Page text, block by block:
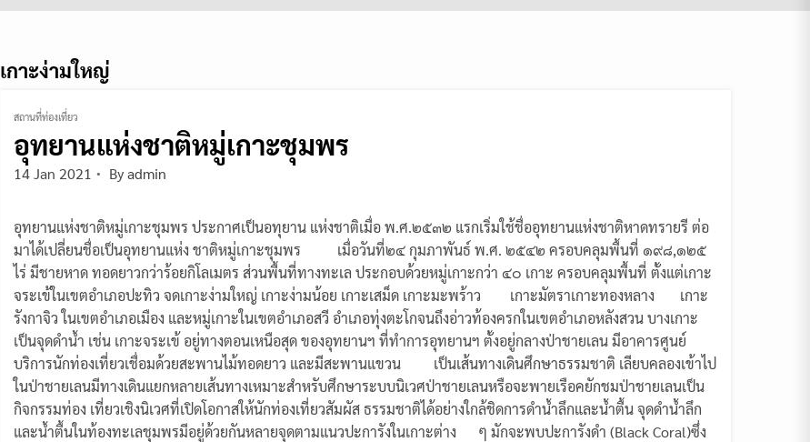
เกาะง่ามใหญ่
สถานที่ท่องเที่ยว
อุทยานแห่งชาติหมู่เกาะชุมพร
14 Jan 2021 Byadmin
อุทยานแห่งชาติหมู่เกาะชุมพร ประกาศเป็นอทุยาน แห่งชาติเมื่อ พ.ศ.๒๕๓๒ แรกเริ่มใช้ชื่ออุทยานแห่งชาติหาดทรายรี ต่อ
มาได้เปลี่ยนชื่อเป็นอุทยานแห่ง ชาติหมู่เกาะชุมพร เมื่อวันที่๒๔ กุมภาพันธ์ พ.ศ. ๒๕๔๒ ครอบคลุมพื้นที่ ๑๙๘,๑๒๕
ไร่ มีชายหาด ทอดยาวกว่าร้อยกิโลเมตร ส่วนพื้นที่ทางทะเล ประกอบด้วยหมู่เกาะกว่า ๔๐ เกาะ ครอบคลุมพื้นที่ ตั้งแต่เกาะ
จระเข้ในเขตอำเภอปะทิว จดเกาะง่ามใหญ่ เกาะง่ามน้อย เกาะเสม็ด เกาะมะพร้าว เกาะมัตราเกาะทองหลาง เกาะ
รังกาจิว ในเขตอำเภอเมือง และหมู่เกาะในเขตอำเภอสวี อำเภอทุ่งตะโกจนถึงอ่าวท้องครกในเขตอำเภอหลังสวน บางเกาะ
เป็นจุดดำน้ำ เช่น เกาะจระเข้ อยู่ทางตอนเหนือสุด ของอุทยานฯ ที่ทำการอุทยานฯ ตั้งอยู่กลางป่าชายเลน มีอาคารศูนย์
บริการนักท่องเที่ยวเชื่อมด้วยสะพานไม้ทอดยาว และมีสะพานแขวน เป็นเส้นทางเดินศึกษาธรรมชาติ เลียบคลองเข้าไป
ในป่าชายเลนมีทางเดินแยกหลายเส้นทางเหมาะสำหรับศึกษาระบบนิเวศป่าชายเลนหรือจะพายเรือคยักชมป่าชายเลนเป็น
กิจกรรมท่อง เที่ยวเชิงนิเวศที่เปิดโอกาสให้นักท่องเที่ยวสัมผัส ธรรมชาติได้อย่างใกล้ชิดการดำน้ำลึกและน้ำตื้น จุดดำน้ำลึก
และน้ำตื้นในท้องทะเลชุมพรมีอยู่ด้วยกันหลายจุดตามแนวปะการังในเกาะต่าง ๆ มักจะพบปะการังดำ (Black Coral)ซึ่ง